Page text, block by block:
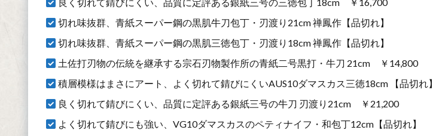
切れ味抜群、青紙スーパー鋼の黒肌牛刀包丁・刃渡り21cm 禅鳳作【品切れ】
切れ味抜群、青紙スーパー鋼の黒肌三徳包丁・刃渡り18cm 禅鳳作【品切れ】
土佐打刃物の伝統を継承する宗石刃物製作所の青紙二号黒打・牛刀 21cm ￥14,800
積層模様はまさにアート、よく切れて錆びにくいAUS10ダマスカス三徳18cm 【品切れ】
良く切れて錆びにくい、品質に定評ある銀紙三号の牛刀 刃渡り21cm ￥21,200
よく切れて錆びにも強い、VG10ダマスカスのペティナイフ・和包丁12cm【品切れ】